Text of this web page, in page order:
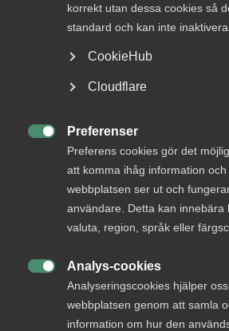
korrekt utan dessa cookies så
standard och kan inte
CookieHub
Cloudflare
Preferenser
Preferens cookies gör det
att komma ihåg information
webbplatsen ser ut och
användare. Detta kan innebära
valuta, region, språk eller
Analys-cookies
Analyseringscookies hjälper
webbplatsen genom att samla
information om hur den
Sök på almega.se
Cookie-inställningar
Läs remissen
arbetsliv
Jobb & karriär
Bli medlem
Rådgivning, hjälp och